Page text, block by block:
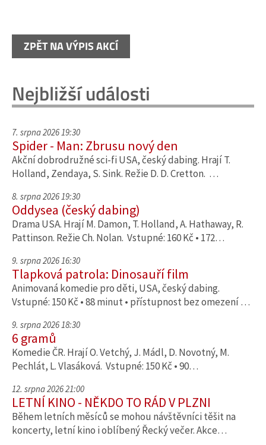
ZPĚT NA VÝPIS AKCÍ
Nejbližší události
7. srpna 2026 19:30
Spider - Man: Zbrusu nový den
Akční dobrodružné sci-fi USA, český dabing. Hrají T.
Holland, Zendaya, S. Sink. Režie D. D. Cretton. …
8. srpna 2026 19:30
Oddysea (český dabing)
Drama USA. Hrají M. Damon, T. Holland, A. Hathaway, R.
Pattinson. Režie Ch. Nolan. Vstupné: 160 Kč • 172…
9. srpna 2026 16:30
Tlapková patrola: Dinosauří film
Animovaná komedie pro děti, USA, český dabing.
Vstupné: 150 Kč • 88 minut • přístupnost bez omezení …
9. srpna 2026 18:30
6 gramů
Komedie ČR. Hrají O. Vetchý, J. Mádl, D. Novotný, M.
Pechlát, L. Vlasáková. Vstupné: 150 Kč • 90…
12. srpna 2026 21:00
LETNÍ KINO - NĚKDO TO RÁD V PLZNI
Během letních měsíců se mohou návštěvníci těšit na
koncerty, letní kino i oblíbený Řecký večer. Akce…